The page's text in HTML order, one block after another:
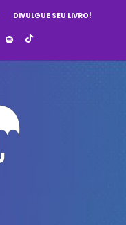
DIVULGUE SEU LIVRO!